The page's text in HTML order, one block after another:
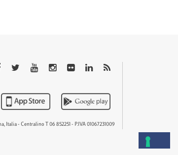
Italia - Centralino T 06 852251 - P.IVA 01067231009